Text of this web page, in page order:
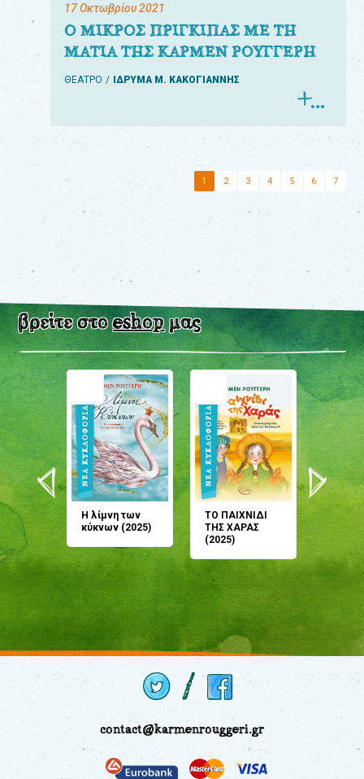
17 Οκτωβρίου 2021
Ο ΜΙΚΡΟΣ ΠΡΙΓΚΙΠΑΣ ΜΕ ΤΗ
ΜΑΤΙΑ ΤΗΣ ΚΑΡΜΕΝ ΡΟΥΓΓΕΡΗ
ΘΕΑΤΡΟ ΙΔΡΥΜΑ Μ. ΚΑΚΟΓΙΑΝΝΗΣ
1 2 3 4 5 6 7
βρείτε στοeshopμας
Η λίμνη των
κύκνων (2025)
ΤΟ ΠΑΙΧΝΙΔΙ
ΤΗΣ ΧΑΡΑΣ
(2025)
μου;
(2024)
contact@karmenrouggeri.gr